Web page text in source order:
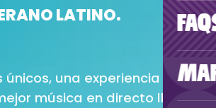
LATINO.
únicos, una experiencia
música en directo llega a